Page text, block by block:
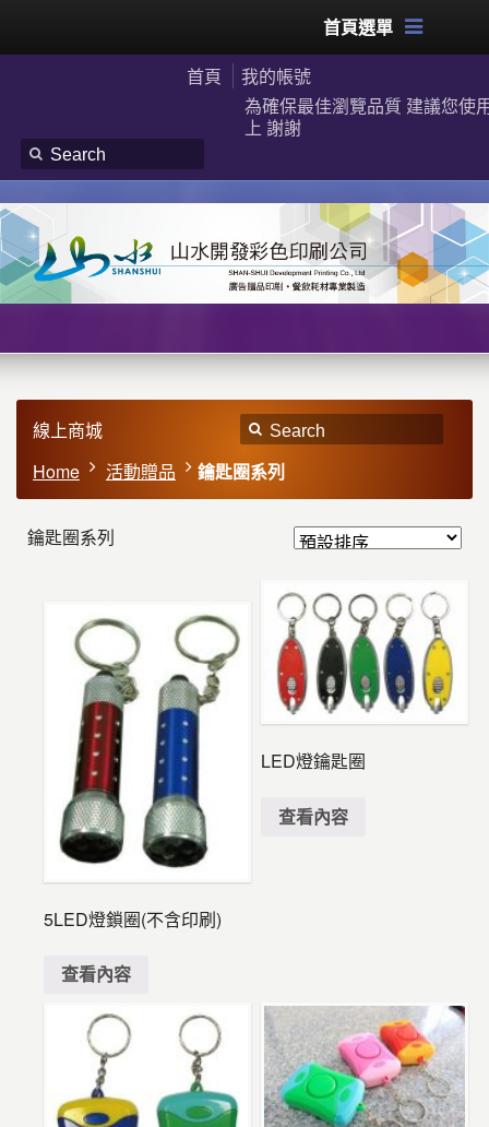
首頁選單
首頁
我的帳號
為確保最佳瀏覽品質 建議您使
上 謝謝
線上商城
Home
活動贈品 鑰匙圈系列
鑰匙圈系列
5LED燈鎖圈(不含印刷)
查看內容
LED燈鑰匙圈
查看內容